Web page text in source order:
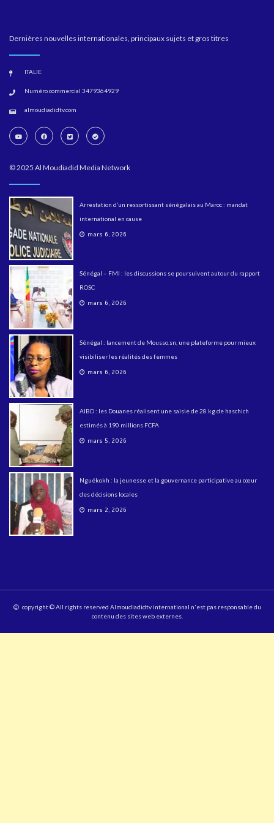
Dernières nouvelles internationales, principaux sujets et gros titres
ITALIE
Numéro commercial 3479364929
almoudiadidtv.com
© 2025 Al Moudiadid Media Network
Arrestation d’un ressortissant sénégalais au Maroc : mandat
international en cause
mars 6, 2026
Sénégal – FMI : les discussions se poursuivent autour du rapport
ROSC
mars 6, 2026
Sénégal : lancement de Mousso.sn, une plateforme pour mieux
visibiliser les réalités des femmes
mars 6, 2026
AIBD : les Douanes réalisent une saisie de 28 kg de haschich
estimés à 190 millions FCFA
mars 5, 2026
Nguékokh : la jeunesse et la gouvernance participative au cœur
des décisions locales
mars 2, 2026
copyright © All rights reserved Almoudiadidtv international n'est pas responsable du
contenu des sites web externes.